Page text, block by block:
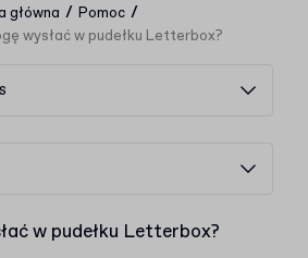
główna / Pomoc /
wysłać w pudełku Letterbox?
w pudełku Letterbox?